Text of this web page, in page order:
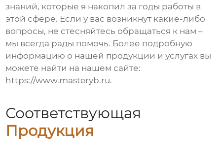
знаний, которые я накопил за годы работы в
этой сфере. Если у вас возникнут какие-либо
вопросы, не стесняйтесь обращаться к нам –
мы всегда рады помочь. Более подробную
информацию о нашей продукции и услугах вы
можете найти на нашем сайте:
https://www.masteryb.ru.
Соответствующая
Продукция